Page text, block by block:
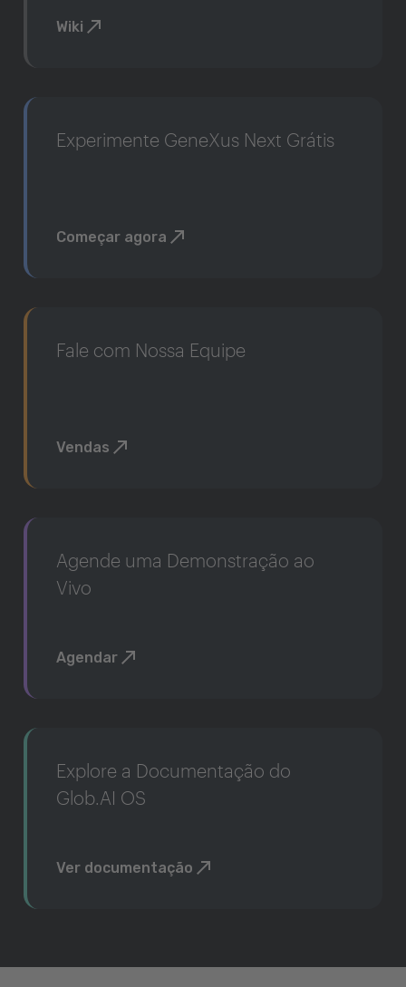
Wiki
Experimente GeneXus Next Grátis
Começar agora
Fale com Nossa Equipe
Vendas
Agende uma Demonstração ao
Vivo
Agendar
Explore a Documentação do
Glob.AI OS
Ver documentação